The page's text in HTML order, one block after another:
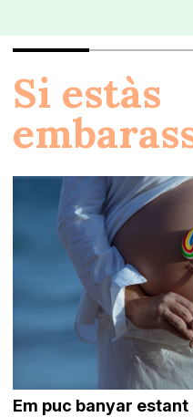
Si estàs
Em puc banyar